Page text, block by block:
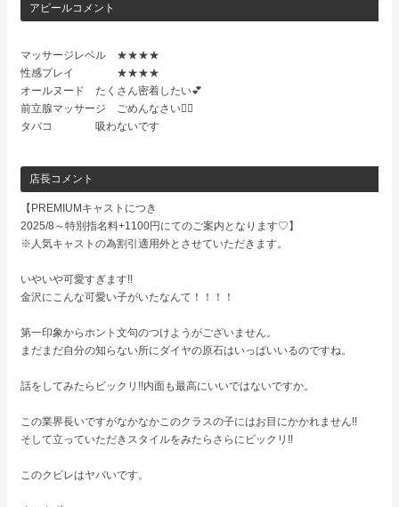
アピールコメント
マッサージレベル ★★★★
性感プレイ ★★★★
オールヌード たくさん密着したい💕
前立腺マッサージ ごめんなさい🙇‍♀️
タバコ 吸わないです
店長コメント
【PREMIUMキャストにつき
2025/8～特別指名料+1100円にてのご案内となります♡】
※人気キャストの為割引適用外とさせていただきます。
いやいや可愛すぎます!!
金沢にこんな可愛い子がいたなんて！！！！
第一印象からホント文句のつけようがございません。
まだまだ自分の知らない所にダイヤの原石はいっぱいいるのですね。
話をしてみたらビックリ!!内面も最高にいいではないですか。
この業界長いですがなかなかこのクラスの子にはお目にかかれません!!
そして立っていただきスタイルをみたらさらにビックリ!!
このクビレはヤバいです。